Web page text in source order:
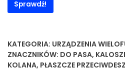
Sprawdź!
KATEGORIA: URZĄDZENIA
ZNACZNIKÓW: DO PASA,
KOLANA, PŁASZCZE